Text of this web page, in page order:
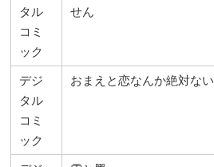
タル
コミ
ック
せん
デジ
タル
コミ
ック
おまえと恋なんか絶対ない